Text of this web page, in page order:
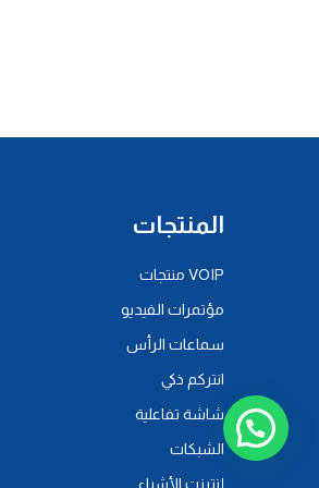
المنتجات
VOIP منتجات
مؤتمرات الفيديو
سماعات الرأس
انتركم ذكي
شاشة تفاعلية
الشبكات
إنترنت الأشياء